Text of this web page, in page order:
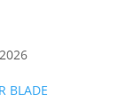
BLADE